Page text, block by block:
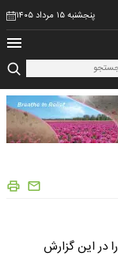
پنجشنبه ۱۵ مرداد ۱۴۰۵
جدیدترین اخبار تعطیلی مدارس فردا 12 دی ۱۴۰۳ را در این گزارش